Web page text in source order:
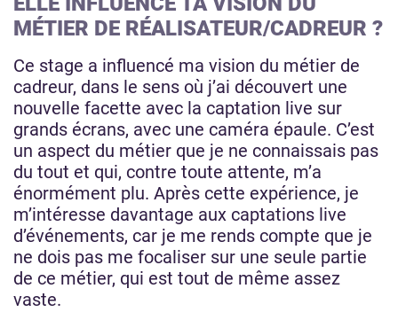
MÉTIER DE RÉALISATEUR/CADREUR ?
Ce stage a influencé ma vision du métier de
cadreur, dans le sens où j’ai découvert une
nouvelle facette avec la captation live sur
grands écrans, avec une caméra épaule. C’est
un aspect du métier que je ne connaissais pas
du tout et qui, contre toute attente, m’a
énormément plu. Après cette expérience, je
m’intéresse davantage aux captations live
d’événements, car je me rends compte que je
ne dois pas me focaliser sur une seule partie
de ce métier, qui est tout de même assez
vaste.